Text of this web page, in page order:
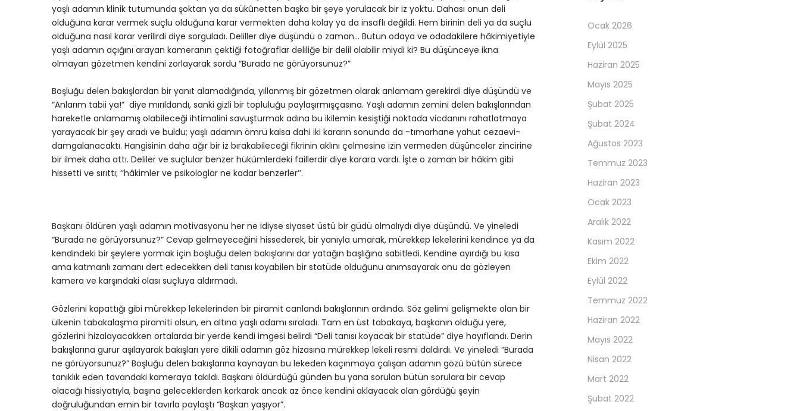
yaşlı adamın klinik tutumunda şoktan ya da sükûnetten başka bir şeye yorulacak bir iz yoktu. Dahası onun deli
olduğuna karar vermek suçlu olduğuna karar vermekten daha kolay ya da insaflı değildi. Hem birinin deli ya da suçlu
olduğuna nasıl karar verilirdi diye sorguladı. Deliller diye düşündü o zaman… Bütün odaya ve odadakilere hâkimiyetiyle
yaşlı adamın açığını arayan kameranın çektiği fotoğraflar deliliğe bir delil olabilir miydi ki? Bu düşünceye ikna
olmayan gözetmen kendini zorlayarak sordu “Burada ne görüyorsunuz?”
Boşluğu delen bakışlardan bir yanıt alamadığında, yıllanmış bir gözetmen olarak anlamam gerekirdi diye düşündü ve
“Anlarım tabii ya!” diye mırıldandı, sanki gizli bir topluluğu paylaşırmışçasına. Yaşlı adamın zemini delen bakışlarından
hareketle anlamamış olabileceği ihtimalini savuşturmak adına bu ikilemin kesiştiği noktada vicdanını rahatlatmaya
yarayacak bir şey aradı ve buldu; yaşlı adamın ömrü kalsa dahi iki kararın sonunda da -tımarhane yahut cezaevi-
damgalanacaktı. Hangisinin daha ağır bir iz bırakabileceği fikrinin aklını çelmesine izin vermeden düşünceler zincirine
bir ilmek daha attı. Deliler ve suçlular benzer hükümlerdeki faillerdir diye karara vardı. İşte o zaman bir hâkim gibi
hissetti ve sırıttı; ‘‘hâkimler ve psikologlar ne kadar benzerler’’.
Başkanı öldüren yaşlı adamın motivasyonu her ne idiyse siyaset üstü bir güdü olmalıydı diye düşündü. Ve yineledi
“Burada ne görüyorsunuz?” Cevap gelmeyeceğini hissederek, bir yanıyla umarak, mürekkep lekelerini kendince ya da
kendindeki bir şeylere yormak için boşluğu delen bakışlarını dar yatağın başlığına sabitledi. Kendine ayırdığı bu kısa
ama katmanlı zamanı dert edecekken deli tanısı koyabilen bir statüde olduğunu anımsayarak onu da gözleyen
kamera ve karşındaki olası suçluya aldırmadı.
Gözlerini kapattığı gibi mürekkep lekelerinden bir piramit canlandı bakışlarının ardında. Söz gelimi gelişmekte olan bir
ülkenin tabakalaşma piramiti olsun, en altına yaşlı adamı sıraladı. Tam en üst tabakaya, başkanın olduğu yere,
gözlerini hizalayacakken ortalarda bir yerde kendi imgesi belirdi “Deli tanısı koyacak bir statüde” diye hayıflandı. Derin
bakışlarına gurur aşılayarak bakışları yere dikili adamın göz hizasına mürekkep lekeli resmi daldırdı. Ve yineledi “Burada
ne görüyorsunuz?” Boşluğu delen bakışlarına kaynayan bu lekeden kaçınmaya çalışan adamın gözü bütün sürece
tanıklık eden tavandaki kameraya takıldı. Başkanı öldürdüğü günden bu yana sorulan bütün sorulara bir cevap
olacağı hissiyatıyla, başına geleceklerden korkarak ancak az önce kendini aklayacak olan gördüğü şeyin
doğruluğundan emin bir tavırla paylaştı “Başkan yaşıyor”.
Ocak 2026
Eylül 2025
Haziran 2025
Mayıs 2025
Şubat 2025
Şubat 2024
Ağustos 2023
Temmuz 2023
Haziran 2023
Ocak 2023
Aralık 2022
Kasım 2022
Ekim 2022
Eylül 2022
Temmuz 2022
Haziran 2022
Mayıs 2022
Nisan 2022
Mart 2022
Şubat 2022